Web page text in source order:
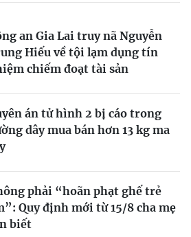
an Gia Lai truy nã Nguyễn
Hiếu về tội lạm dụng tín
chiếm đoạt tài sản
án tử hình 2 bị cáo trong
dây mua bán hơn 13 kg ma
phải “hoãn phạt ghế trẻ
Quy định mới từ 15/8 cha mẹ
biết